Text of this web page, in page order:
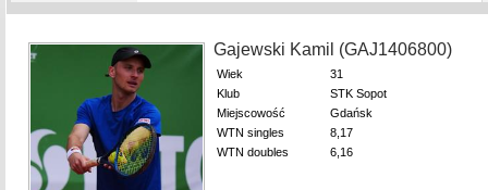
Gajewski Kamil (GAJ1406800)
Wiek
31
Klub
STK Sopot
Miejscowość
Gdańsk
WTN singles
8,17
WTN doubles
6,16